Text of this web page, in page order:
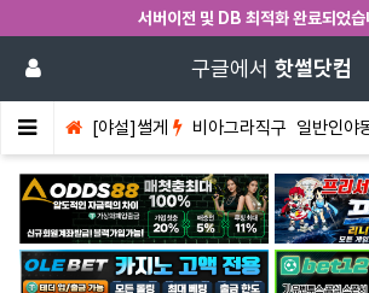
서버이전 및 DB 최적화 완료되었습
구글에서 핫썰닷컴
[야설]썰게 비아그라직구 일반인야